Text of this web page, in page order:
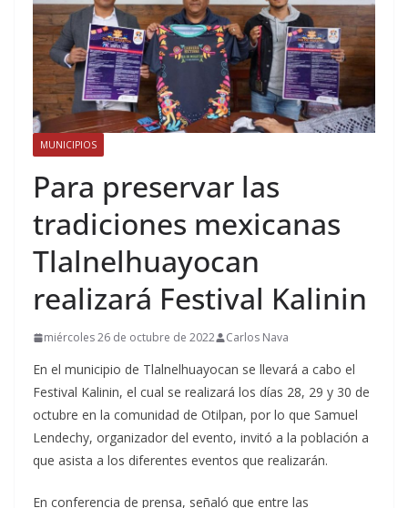
MUNICIPIOS
Para preservar las
tradiciones mexicanas
Tlalnelhuayocan
realizará Festival Kalinin
miércoles 26 de octubre de 2022 Carlos Nava
En el municipio de Tlalnelhuayocan se llevará a cabo el
Festival Kalinin, el cual se realizará los días 28, 29 y 30 de
octubre en la comunidad de Otilpan, por lo que Samuel
Lendechy, organizador del evento, invitó a la población a
que asista a los diferentes eventos que realizarán.
En conferencia de prensa, señaló que entre las